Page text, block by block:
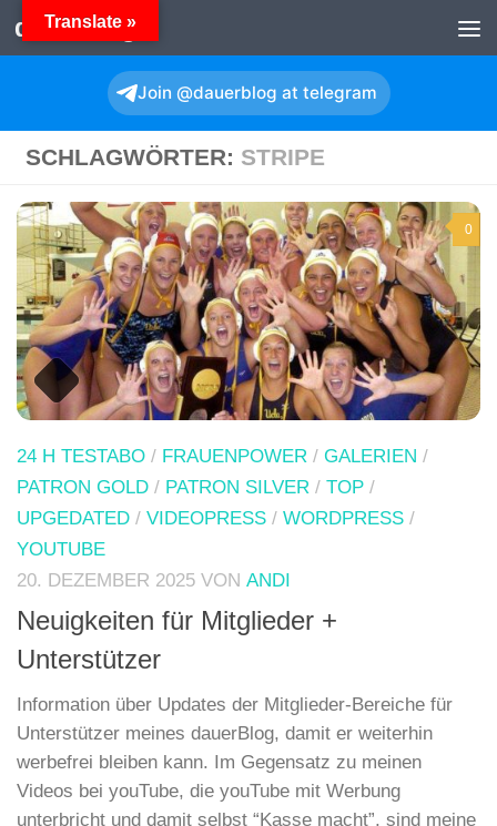
Zum Inhalt springen
dauerBlog
Join @dauerblog at telegram
SCHLAGWÖRTER: STRIPE
0
24 H TESTABO / FRAUENPOWER / GALERIEN /
PATRON GOLD / PATRON SILVER / TOP /
UPGEDATED / VIDEOPRESS / WORDPRESS /
YOUTUBE
20. DEZEMBER 2025 VON ANDI
Neuigkeiten für Mitglieder +
Unterstützer
Information über Updates der Mitglieder-Bereiche für
Unterstützer meines dauerBlog, damit er weiterhin
werbefrei bleiben kann. Im Gegensatz zu meinen
Videos bei youTube, die youTube mit Werbung
unterbricht und damit selbst “Kasse macht”, sind meine
Translate »